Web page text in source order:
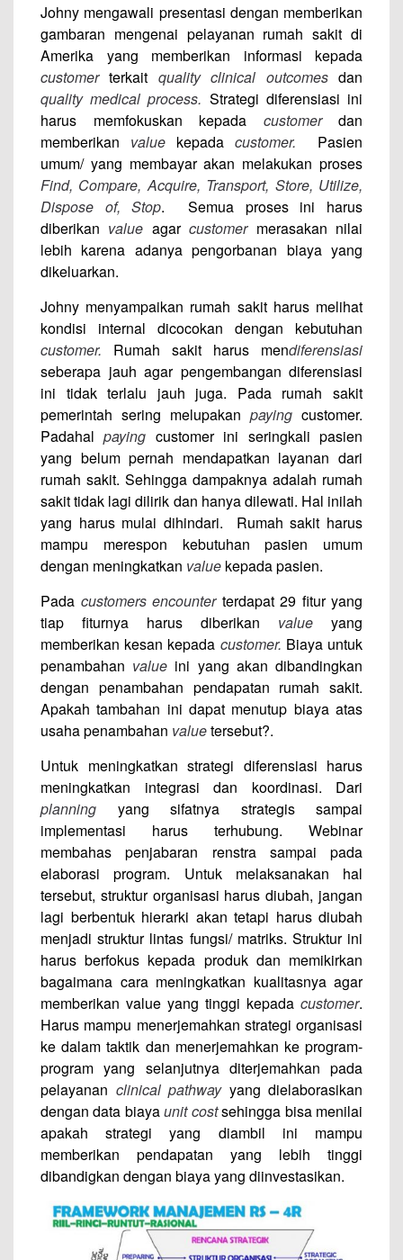
Johny mengawali presentasi dengan memberikan
gambaran mengenai pelayanan rumah sakit di
Amerika yang memberikan informasi kepada
customerterkait quality clinical outcomesdan
quality medical process. Strategi diferensiasi ini
harus memfokuskan kepada customerdan
memberikan value kepada customer. Pasien
umum/ yang membayar akan melakukan proses
Find, Compare, Acquire, Transport, Store, Utilize,
Dispose of, Stop. Semua proses ini harus
diberikan value agarcustomermerasakan nilai
lebih karena adanya pengorbanan biaya yang
dikeluarkan.
Johny menyampaikan rumah sakit harus melihat
kondisi internal dicocokan dengan kebutuhan
customer. Rumah sakit harus mendiferensiasi
seberapa jauh agar pengembangan diferensiasi
ini tidak terlalu jauh juga. Pada rumah sakit
pemerintah sering melupakan paying customer.
Padahalpaying customer ini seringkali pasien
yang belum pernah mendapatkan layanan dari
rumah sakit. Sehingga dampaknya adalah rumah
sakit tidak lagi dilirik dan hanya dilewati. Hal inilah
yang harus mulai dihindari. Rumah sakit harus
mampu merespon kebutuhan pasien umum
dengan meningkatkan value kepada pasien.
Pada customers encounterterdapat 29 fitur yang
tiap fiturnya harus diberikan value yang
memberikan kesan kepada customer. Biaya untuk
penambahan value ini yang akan dibandingkan
dengan penambahan pendapatan rumah sakit.
Apakah tambahan ini dapat menutup biaya atas
usaha penambahan valuetersebut?.
Untuk meningkatkan strategi diferensiasi harus
meningkatkan integrasi dan koordinasi. Dari
planning yang sifatnya strategis sampai
implementasi harus terhubung. Webinar
membahas penjabaran renstra sampai pada
elaborasi program. Untuk melaksanakan hal
tersebut, struktur organisasi harus diubah, jangan
lagi berbentuk hierarki akan tetapi harus diubah
menjadi struktur lintas fungsi/ matriks. Struktur ini
harus berfokus kepada produk dan memikirkan
bagaimana cara meningkatkan kualitasnya agar
memberikan value yang tinggi kepada customer.
Harus mampu menerjemahkan strategi organisasi
ke dalam taktik dan menerjemahkan ke program-
program yang selanjutnya diterjemahkan pada
pelayanan clinical pathwayyang dielaborasikan
dengan data biayaunit costsehingga bisa menilai
apakah strategi yang diambil ini mampu
memberikan pendapatan yang lebih tinggi
dibandigkan dengan biaya yang diinvestasikan.